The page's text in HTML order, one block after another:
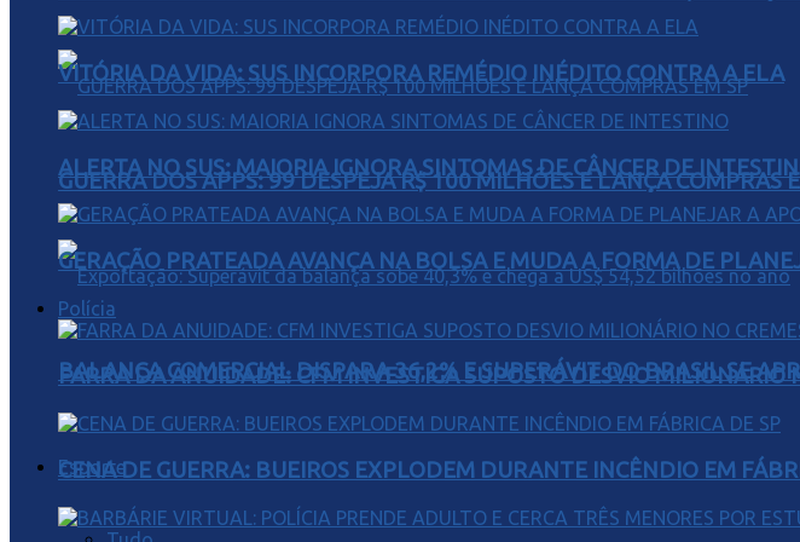
GUERRA DOS APPS: 99 DESPEJA R$ 100 MILHÕES E LANÇA COMPRAS
BALANÇA COMERCIAL DISPARA 36,2% E SUPERÁVIT DO BRASIL SE
Esporte
VITÓRIA DA VIDA: SUS INCORPORA REMÉDIO INÉDITO CONTRA A ELA
ALERTA NO SUS: MAIORIA IGNORA SINTOMAS DE CÂNCER DE
GERAÇÃO PRATEADA AVANÇA NA BOLSA E MUDA A FORMA DE
Polícia
FARRA DA ANUIDADE: CFM INVESTIGA SUPOSTO DESVIO MILIONÁRIO
CENA DE GUERRA: BUEIROS EXPLODEM DURANTE INCÊNDIO EM